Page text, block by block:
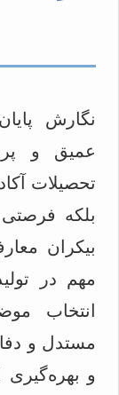
نگارش
عمیق و
تحصیلات
بلکه
بیکران
مهم در
انتخاب
مستدل و
و بهره‌گیری